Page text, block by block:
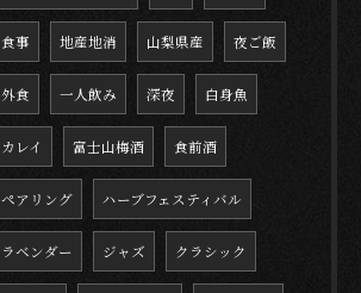
食事 地産地消 山梨県産 夜ご飯
外食 一人飲み 深夜 白身魚
カレイ 富士山梅酒 食前酒
ペアリング ハーブフェスティバル
ラベンダー ジャズ クラシック